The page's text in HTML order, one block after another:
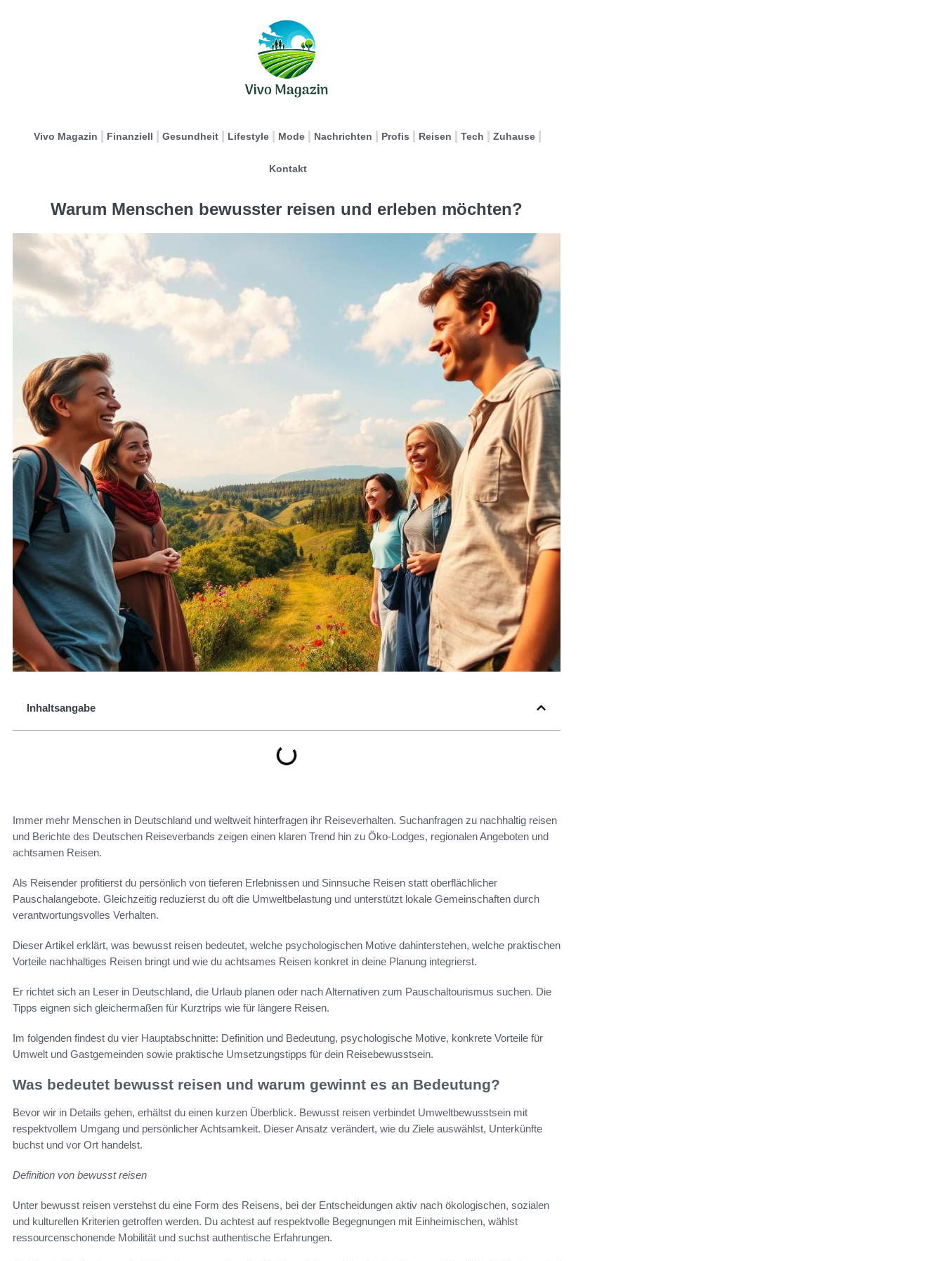
Vivo Magazin Finanziell Gesundheit Lifestyle Mode Nachrichten Profis Reisen Tech Zuhause
Kontakt
Warum Menschen bewusster reisen und erleben möchten?
Inhaltsangabe
Immer mehr Menschen in Deutschland und weltweit hinterfragen ihr Reiseverhalten. Suchanfragen zu nachhaltig reisen
und Berichte des Deutschen Reiseverbands zeigen einen klaren Trend hin zu Öko-Lodges, regionalen Angeboten und
achtsamen Reisen.
Als Reisender profitierst du persönlich von tieferen Erlebnissen und Sinnsuche Reisen statt oberflächlicher
Pauschalangebote. Gleichzeitig reduzierst du oft die Umweltbelastung und unterstützt lokale Gemeinschaften durch
verantwortungsvolles Verhalten.
Dieser Artikel erklärt, was bewusst reisen bedeutet, welche psychologischen Motive dahinterstehen, welche praktischen
Vorteile nachhaltiges Reisen bringt und wie du achtsames Reisen konkret in deine Planung integrierst.
Er richtet sich an Leser in Deutschland, die Urlaub planen oder nach Alternativen zum Pauschaltourismus suchen. Die
Tipps eignen sich gleichermaßen für Kurztrips wie für längere Reisen.
Im folgenden findest du vier Hauptabschnitte: Definition und Bedeutung, psychologische Motive, konkrete Vorteile für
Umwelt und Gastgemeinden sowie praktische Umsetzungstipps für dein Reisebewusstsein.
Was bedeutet bewusst reisen und warum gewinnt es an Bedeutung?
Bevor wir in Details gehen, erhältst du einen kurzen Überblick. Bewusst reisen verbindet Umweltbewusstsein mit
respektvollem Umgang und persönlicher Achtsamkeit. Dieser Ansatz verändert, wie du Ziele auswählst, Unterkünfte
buchst und vor Ort handelst.
Definition von bewusst reisen
Unter bewusst reisen verstehst du eine Form des Reisens, bei der Entscheidungen aktiv nach ökologischen, sozialen
und kulturellen Kriterien getroffen werden. Du achtest auf respektvolle Begegnungen mit Einheimischen, wählst
ressourcenschonende Mobilität und suchst authentische Erfahrungen.